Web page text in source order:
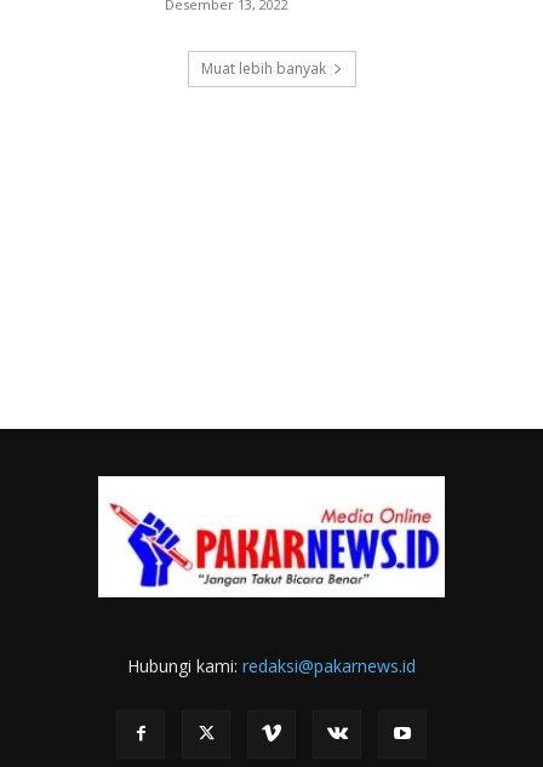
Desember 13, 2022
Muat lebih banyak
Hubungi kami: redaksi@pakarnews.id